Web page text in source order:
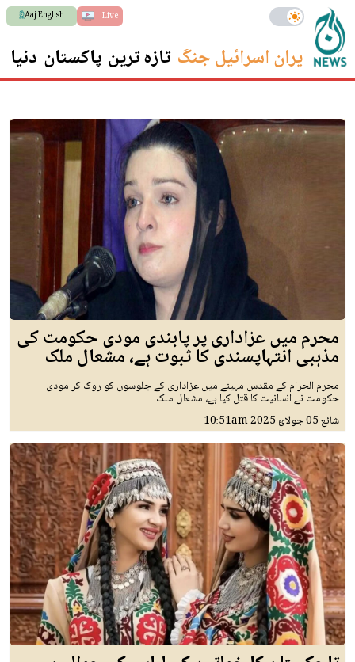
Live
Aaj English
ایران اسرائیل جنگ تازہ ترین پاکستان دنیا
محرم میں عزاداری پر پابندی مودی حکومت کی
مذہبی انتہاپسندی کا ثبوت ہے، مشعال ملک
محرم الحرام کے مقدس مہینے میں عزاداری کے جلوسوں کو روک کر مودی
حکومت نے انسانیت کا قتل کیا ہے، مشعال ملک
شائع05 جولائ 2025 10:51am